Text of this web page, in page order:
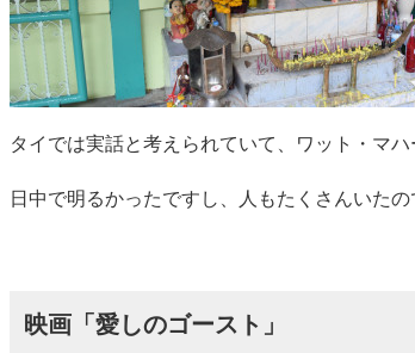
タイでは実話と考えられていて、ワット・マ
日中で明るかったですし、人もたくさんいたの
映画「愛しのゴースト」